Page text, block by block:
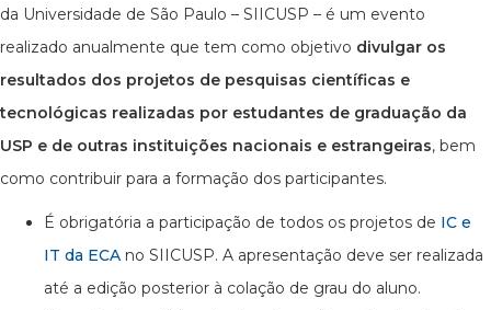
da Universidade de São Paulo – SIICUSP – é um evento
realizado anualmente que tem como objetivo divulgar os
resultados dos projetos de pesquisas científicas e
tecnológicas realizadas por estudantes de graduação da
USP e de outras instituições nacionais e estrangeiras, bem
como contribuir para a formação dos participantes.
É obrigatória a participação de todos os projetos de IC e
IT da ECA no SIICUSP. A apresentação deve ser realizada
até a edição posterior à colação de grau do aluno.